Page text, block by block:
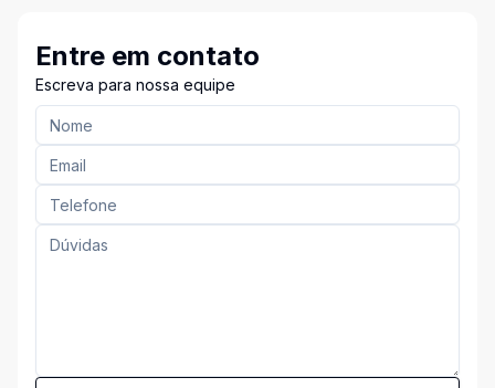
Entre em contato
Escreva para nossa equipe